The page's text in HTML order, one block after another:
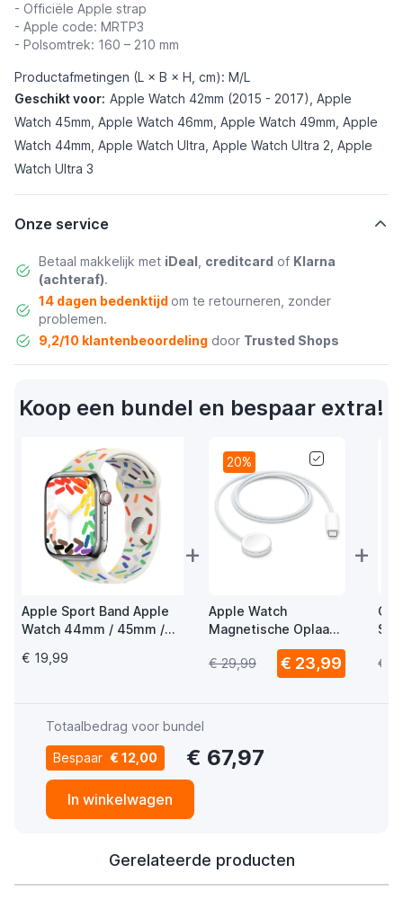
- Officiële Apple strap
- Apple code: MRTP3
- Polsomtrek: 160 – 210 mm
Productafmetingen (L × B × H, cm): M/L
Geschikt voor: Apple Watch 42mm (2015 - 2017), Apple
Watch 45mm, Apple Watch 46mm, Apple Watch 49mm, Apple
Watch 44mm, Apple Watch Ultra, Apple Watch Ultra 2, Apple
Watch Ultra 3
Onze service
Betaal makkelijk met iDeal creditcard of Klarna
(achteraf).
14 dagen bedenktijd om te retourneren, zonder
problemen.
9,2/10 klantenbeoordelingdoor Trusted Shops
Koop een bundel en bespaar extra!
Apple Sport Band Apple
Watch 44mm / 45mm /
Editie M/L
€ 19,99
+
20%
Apple Watch
Magnetische Oplaad
USB-C Kabel 1m
€ 29,99
€ 23,99
+
€
Totaalbedrag voor bundel
Bespaar € 12,00 € 67,97
In winkelwagen
Gerelateerde producten